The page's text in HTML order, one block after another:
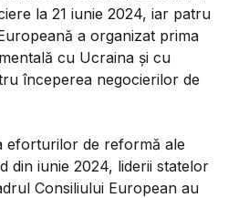
la 21 iunie 2024, iar patru
a organizat prima
cu Ucraina și cu
începerea negocierilor de
eforturilor de reformă ale
din iunie 2024, liderii statelor
Consiliului European au